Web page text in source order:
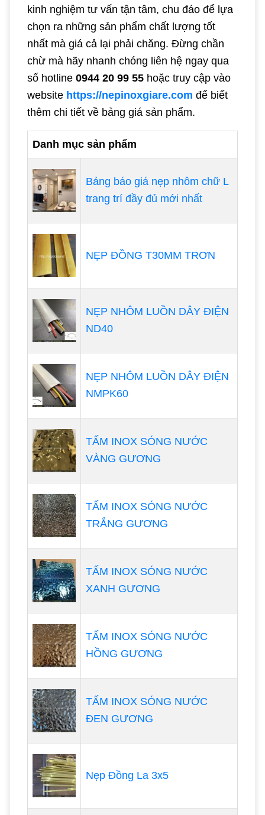
kinh nghiệm tư vấn tận tâm, chu đáo để lựa
chọn ra những sản phẩm chất lượng tốt
nhất mà giá cả lại phải chăng. Đừng chần
chừ mà hãy nhanh chóng liên hệ ngay qua
số hotline 0944 20 99 55 hoặc truy cập vào
website https://nepinoxgiare.com để biết
thêm chi tiết về bảng giá sản phẩm.
Danh mục sản phẩm
Bảng báo giá nẹp nhôm chữ L
trang trí đầy đủ mới nhất
NẸP ĐỒNG T30MM TRƠN
NẸP NHÔM LUỒN DÂY ĐIỆN
ND40
NẸP NHÔM LUỒN DÂY ĐIỆN
NMPK60
TẤM INOX SÓNG NƯỚC
VÀNG GƯƠNG
TẤM INOX SÓNG NƯỚC
TRẮNG GƯƠNG
TẤM INOX SÓNG NƯỚC
XANH GƯƠNG
TẤM INOX SÓNG NƯỚC
HỒNG GƯƠNG
TẤM INOX SÓNG NƯỚC
ĐEN GƯƠNG
Nẹp Đồng La 3x5